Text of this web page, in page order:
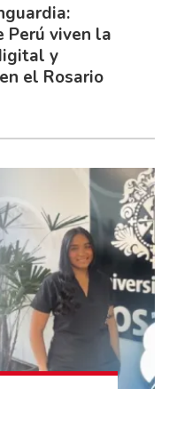
Perú viven la
y
el Rosario